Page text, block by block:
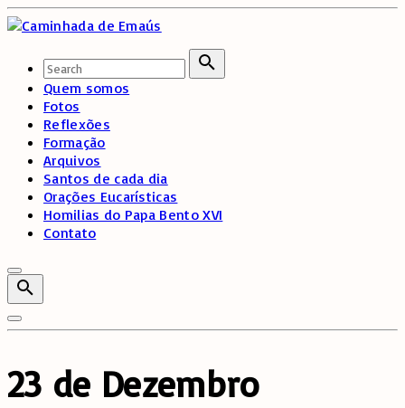
Skip
to
Search
Search
for:
Quem somos
Fotos
Reflexões
Formação
Arquivos
Santos de cada dia
Orações Eucarísticas
Homilias do Papa Bento XVI
Contato
23 de Dezembro